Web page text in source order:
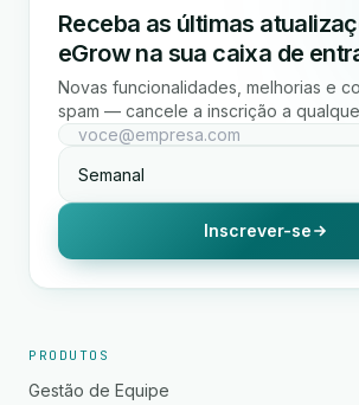
Receba as últimas
eGrow na sua caixa de
Novas funcionalidades, melhorias e
spam — cancele a inscrição a
Inscrever-se
PRODUTOS
Gestão de Equipe